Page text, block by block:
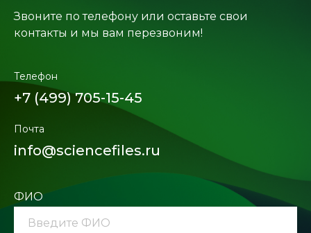
Звоните по телефону или оставьте свои
контакты и мы вам перезвоним!
Телефон
+7 (499) 705-15-45
Почта
info@sciencefiles.ru
ФИО